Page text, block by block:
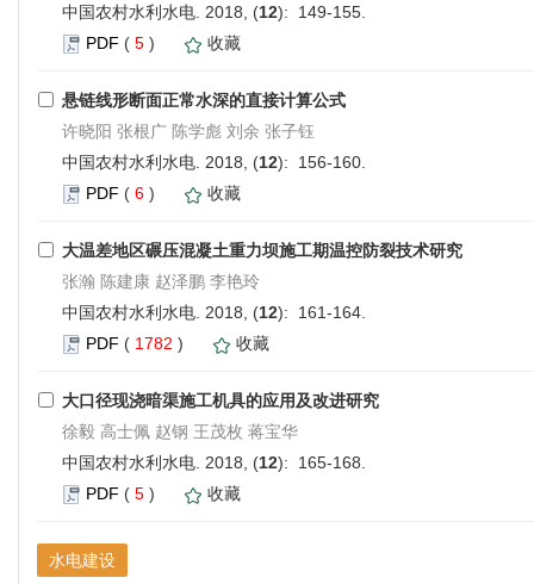
中国农村水利水电. 2018, (12): 149-155.
PDF ( 5 ) 收藏
悬链线形断面正常水深的直接计算公式
许晓阳 张根广 陈学彪 刘余 张子钰
中国农村水利水电. 2018, (12): 156-160.
PDF ( 6 ) 收藏
大温差地区碾压混凝土重力坝施工期温控防裂技术研究
张瀚 陈建康 赵泽鹏 李艳玲
中国农村水利水电. 2018, (12): 161-164.
PDF ( 1782 ) 收藏
大口径现浇暗渠施工机具的应用及改进研究
徐毅 高士佩 赵钢 王茂枚 蒋宝华
中国农村水利水电. 2018, (12): 165-168.
PDF ( 5 ) 收藏
水电建设